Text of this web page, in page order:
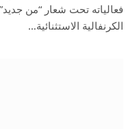
فعالياته تحت شعار “من
الكرنفالية الاستثنائية…